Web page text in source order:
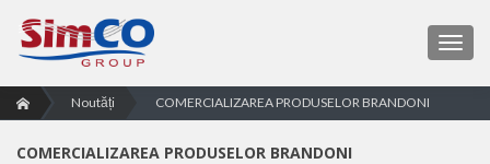
Noutăți COMERCIALIZAREA PRODUSELOR BRANDONI
COMERCIALIZAREA PRODUSELOR BRANDONI